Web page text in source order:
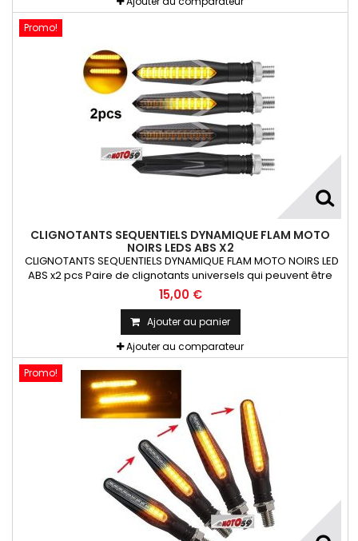
Promo!
CLIGNOTANTS SEQUENTIELS DYNAMIQUE FLAM MOTO
NOIRS LEDS ABS X2
CLIGNOTANTS SEQUENTIELS DYNAMIQUE FLAM MOTO NOIRS LED
ABS x2 pcs Paire de clignotants universels qui peuvent être
adaptables sur toutes motos ou scooters
15,00 €
Ajouter au panier
Ajouter au comparateur
Promo!